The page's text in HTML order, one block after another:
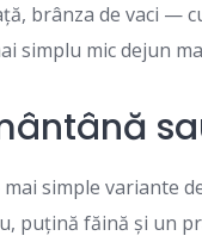
brânza de vaci —
simplu mic dejun
simple variante
puțină făină și un